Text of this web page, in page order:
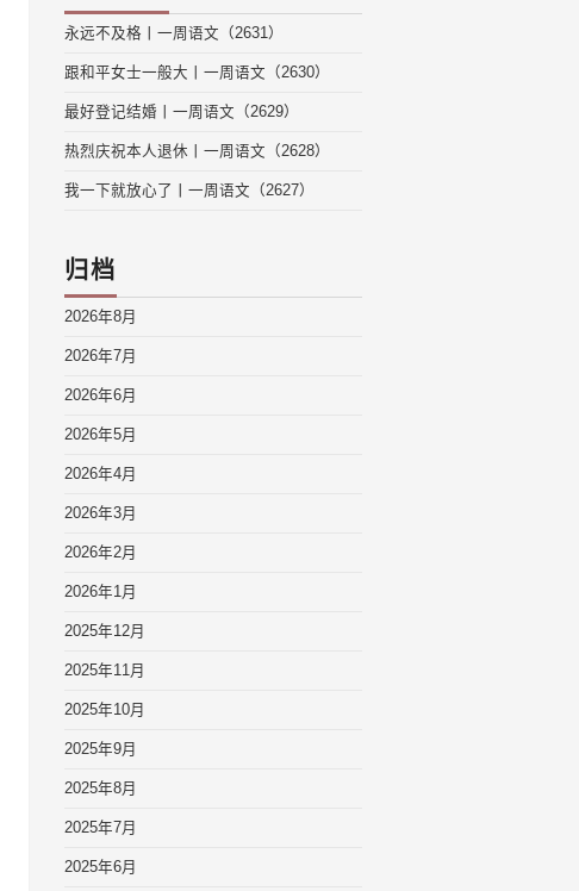
永远不及格丨一周语文（2631）
跟和平女士一般大丨一周语文（2630）
最好登记结婚丨一周语文（2629）
热烈庆祝本人退休丨一周语文（2628）
我一下就放心了丨一周语文（2627）
归档
2026年8月
2026年7月
2026年6月
2026年5月
2026年4月
2026年3月
2026年2月
2026年1月
2025年12月
2025年11月
2025年10月
2025年9月
2025年8月
2025年7月
2025年6月